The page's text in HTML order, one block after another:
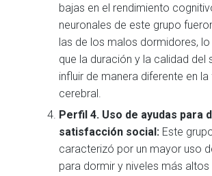
bajas en el rendimiento
neuronales de este grupo
las de los malos dormidores, lo
que la duración y la calidad del
influir de manera diferente en la
cerebral.
Perfil 4. Uso de ayudas para
satisfacción social: Este
caracterizó por un mayor uso
para dormir y niveles más altos